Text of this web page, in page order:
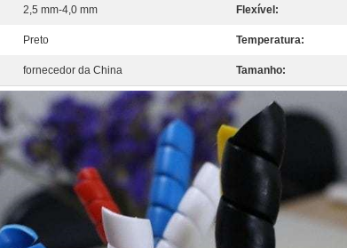
2,5 mm-4,0 mm Flexível:
Preto Temperatura:
fornecedor da China Tamanho: